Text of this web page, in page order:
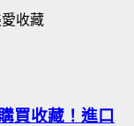
買收藏！進口